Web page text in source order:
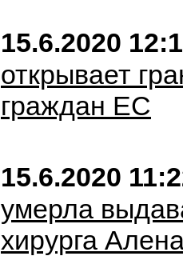
15.6.2020
открывает
граждан ЕС
15.6.2020
умерла
хирурга